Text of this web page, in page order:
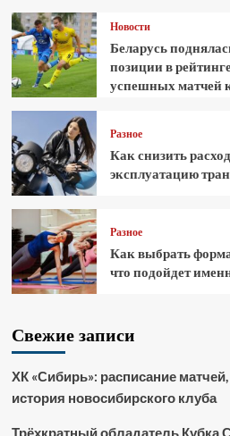
Новости
Беларусь
позиции в
успешных матчей
Разное
Как снизить
эксплуатацию
Разное
Как выбрать
что подойдет
Свежие записи
ХК «Сибирь»: расписание
история новосибирского клуба